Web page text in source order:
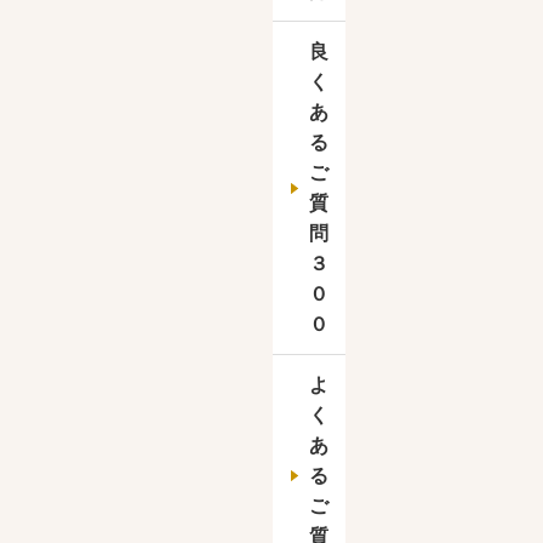
良
く
あ
る
ご
質
問
３
０
０
よ
く
あ
る
ご
質